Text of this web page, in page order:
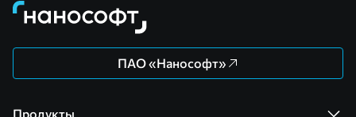
ПАО «Нанософт»
Продукты